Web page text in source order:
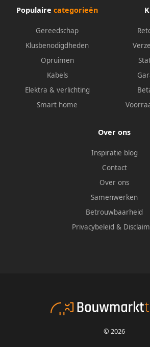
Populaire categorieën
Gereedschap
Klusbenodigdheden
Opruimen
Kabels
Elektra & verlichting
Smart home
Over ons
Inspiratie blog
Contact
Over ons
Samenwerken
Betrouwbaarheid
Privacybeleid &
© 2026